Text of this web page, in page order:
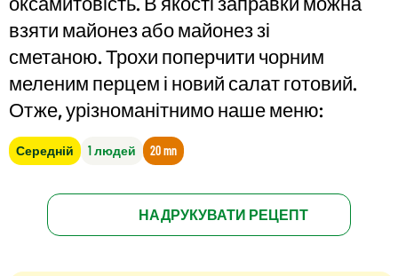
взяти майонез або майонез зі
сметаною. Трохи поперчити чорним
меленим перцем і новий салат готовий.
Отже, урізноманітнимо наше меню:
Середній 1 людей 20 mn
НАДРУКУВАТИ РЕЦЕПТ